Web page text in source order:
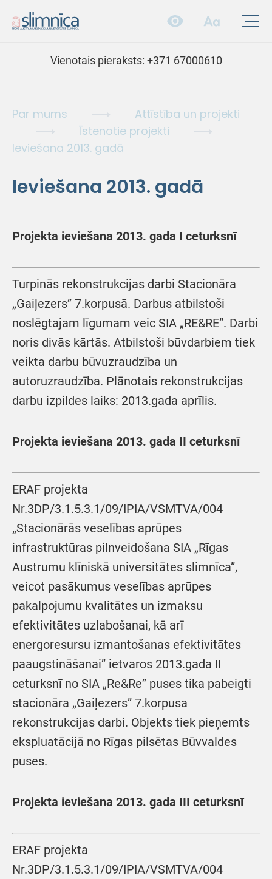
Vienotais pieraksts: +371 67000610
Par mums
Attīstība un projekti
Īstenotie projekti
Ieviešana 2013. gadā
Ieviešana 2013. gadā
Projekta ieviešana 2013. gada I ceturksnī
Turpinās rekonstrukcijas darbi Stacionāra
„Gaiļezers” 7.korpusā. Darbus atbilstoši
noslēgtajam līgumam veic SIA „RE&RE”. Darbi
noris divās kārtās. Atbilstoši būvdarbiem tiek
veikta darbu būvuzraudzība un
autoruzraudzība. Plānotais rekonstrukcijas
darbu izpildes laiks: 2013.gada aprīlis.
Projekta ieviešana 2013. gada II ceturksnī
ERAF projekta
Nr.3DP/3.1.5.3.1/09/IPIA/VSMTVA/004
„Stacionārās veselības aprūpes
infrastruktūras pilnveidošana SIA „Rīgas
Austrumu klīniskā universitātes slimnīca”,
veicot pasākumus veselības aprūpes
pakalpojumu kvalitātes un izmaksu
efektivitātes uzlabošanai, kā arī
energoresursu izmantošanas efektivitātes
paaugstināšanai” ietvaros 2013.gada II
ceturksnī no SIA „Re&Re” puses tika pabeigti
stacionāra „Gaiļezers” 7.korpusa
rekonstrukcijas darbi. Objekts tiek pieņemts
ekspluatācijā no Rīgas pilsētas Būvvaldes
puses.
Projekta ieviešana 2013. gada III ceturksnī
ERAF projekta
Nr.3DP/3.1.5.3.1/09/IPIA/VSMTVA/004